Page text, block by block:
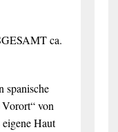
ca.
spanische
Vorort“ von
Haut